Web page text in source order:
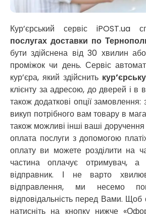
Кур’єрський сервіс iPOST.ua
послугах доставки по
бути здійснена від 30 хвилин
проміжок чи день. Сервіс
кур’єра, який здійснить
клієнту за адресою, до дверей і в
також додаткові опції замовлення:
викуп потрібного вам товару в
також можливі інші ваші
оплата послуги з допомогою
оплату ви можете розділити на
частина оплачує отримувач,
відправник. І не варто
відправлення, ми несемо
відповідальність перед Вами. Щоб
натисніть на кнопку нижче
Новоолександрівка
Новомосковськ
Новосілки
Нововолинськ
Обухів
Обухівка
Одеса
Острог
Павлоград
Переяслав
Первомайськ
Пісочин
Петриків
Петропавлівська Борщагівка
Підгородне
Погреби
Покров
Полтава